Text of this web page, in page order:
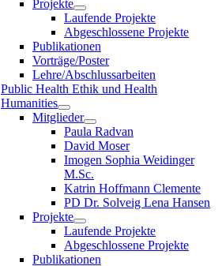
Projekte
Laufende Projekte
Abgeschlossene Projekte
Publikationen
Vorträge/Poster
Lehre/Abschlussarbeiten
Public Health Ethik und Health
Humanities
Mitglieder
Paula Radvan
David Moser
Imogen Sophia Weidinger
M.Sc.
Katrin Hoffmann Clemente
PD Dr. Solveig Lena Hansen
Projekte
Laufende Projekte
Abgeschlossene Projekte
Publikationen